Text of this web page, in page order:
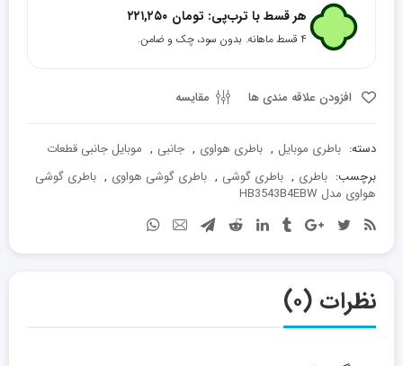
HB3543B4EBW
مناسب
برای
هوآوی
P7
هر قسط با ترب‌پی: ۲۲۱,۲۵۰ تومان
۴ قسط ماهانه. بدون سود، چک و ضامن.
افزودن علاقه مندی ها مقایسه
دسته: باطری موبایل , باطری هواوی , جانبی , موبایل جانبی قطعات
برچسب: باطری , باطری گوشی , باطری گوشی هواوی , باطری گوشی
هواوی مدل HB3543B4EBW
نظرات (۰)